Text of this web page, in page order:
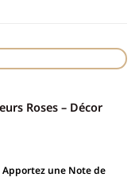
Roses – Décor
Apportez une Note de